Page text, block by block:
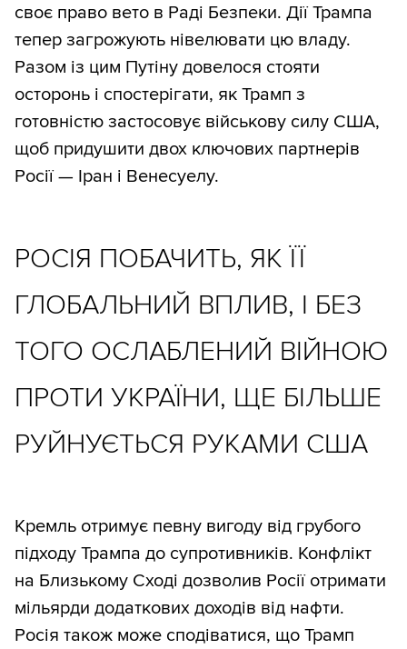
своє право вето в Раді Безпеки. Дії Трампа
тепер загрожують нівелювати цю владу.
Разом із цим Путіну довелося стояти
осторонь і спостерігати, як Трамп з
готовністю застосовує військову силу США,
щоб придушити двох ключових партнерів
Росії — Іран і Венесуелу.
РОСІЯ ПОБАЧИТЬ, ЯК ЇЇ
ГЛОБАЛЬНИЙ ВПЛИВ, І БЕЗ
ТОГО ОСЛАБЛЕНИЙ ВІЙНОЮ
ПРОТИ УКРАЇНИ, ЩЕ БІЛЬШЕ
РУЙНУЄТЬСЯ РУКАМИ США
Кремль отримує певну вигоду від грубого
підходу Трампа до супротивників. Конфлікт
на Близькому Сході дозволив Росії отримати
мільярди додаткових доходів від нафти.
Росія також може сподіватися, що Трамп